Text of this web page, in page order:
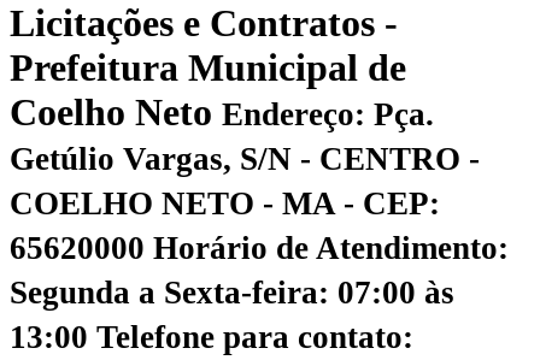
Licitações e Contratos -
Prefeitura Municipal de
Coelho Neto Endereço: Pça.
Getúlio Vargas, S/N - CENTRO -
COELHO NETO - MA - CEP:
65620000 Horário de Atendimento:
Segunda a Sexta-feira: 07:00 às
13:00 Telefone para contato: